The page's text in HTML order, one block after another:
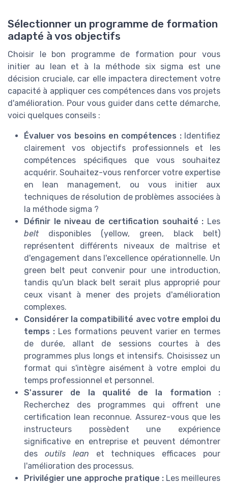
Sélectionner un programme de formation
adapté à vos objectifs
Choisir le bon programme de formation pour vous
initier au lean et à la méthode six sigma est une
décision cruciale, car elle impactera directement votre
capacité à appliquer ces compétences dans vos projets
d'amélioration. Pour vous guider dans cette démarche,
voici quelques conseils :
Évaluer vos besoins en compétences :Identifiez
clairement vos objectifs professionnels et les
compétences spécifiques que vous souhaitez
acquérir. Souhaitez-vous renforcer votre expertise
en lean management, ou vous initier aux
techniques de résolution de problèmes associées à
la méthode sigma ?
Définir le niveau de certification souhaité : Les
beltdisponibles (yellow, green, black belt)
représentent différents niveaux de maîtrise et
d'engagement dans l'excellence opérationnelle. Un
green belt peut convenir pour une introduction,
tandis qu'un black belt serait plus approprié pour
ceux visant à mener des projets d'amélioration
complexes.
Considérer la compatibilité avec votre emploi du
temps : Les formations peuvent varier en termes
de durée, allant de sessions courtes à des
programmes plus longs et intensifs. Choisissez un
format qui s'intègre aisément à votre emploi du
temps professionnel et personnel.
S'assurer de la qualité de la formation :
Recherchez des programmes qui offrent une
certification lean reconnue. Assurez-vous que les
instructeurs possèdent une expérience
significative en entreprise et peuvent démontrer
des outils lean et techniques efficaces pour
l'amélioration des processus.
Privilégier une approche pratique : Les meilleures